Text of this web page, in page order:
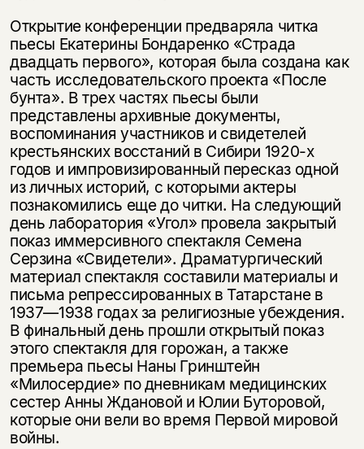
Открытие конференции предваряла читка
пьесы Екатерины Бондаренко «Страда
двадцать первого», которая была создана как
часть исследовательского проекта «После
бунта». В трех частях пьесы были
представлены архивные документы,
воспоминания участников и свидетелей
крестьянских восстаний в Сибири 1920-х
годов и импровизированный пересказ одной
из личных историй, с которыми актеры
познакомились еще до читки. На следующий
день лаборатория «Угол» провела закрытый
показ иммерсивного спектакля Семена
Серзина «Свидетели». Драматургический
материал спектакля составили материалы и
письма репрессированных в Татарстане в
1937—1938 годах за религиозные убеждения.
В финальный день прошли открытый показ
этого спектакля для горожан, а также
премьера пьесы Наны Гринштейн
«Милосердие» по дневникам медицинских
сестер Анны Ждановой и Юлии Буторовой,
которые они вели во время Первой мировой
войны.